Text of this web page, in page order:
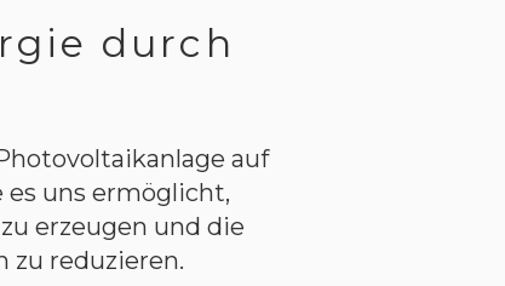
durch
auf
uns ermöglicht,
erzeugen und die
zu reduzieren.